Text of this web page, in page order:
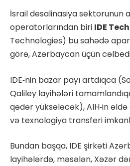
İsrail desalinasiya sektorunun
operatorlarından biri IDE
Technologies) bu sahədə
görə, Azərbaycan üçün
IDE‑nin bazar payı artdıqca
Qaliley layihələri
qədər yüksələcək), AIH‑in
və texnologiya transferi
Bundan başqa, IDE şirkəti
layihələrdə, məsələn, Xəzər